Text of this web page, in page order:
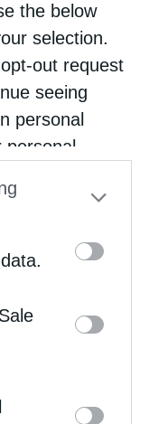
the below
selection.
out request
seeing
personal
personal
opt-out
the IAB’s list
by us to
of
πρέπει να